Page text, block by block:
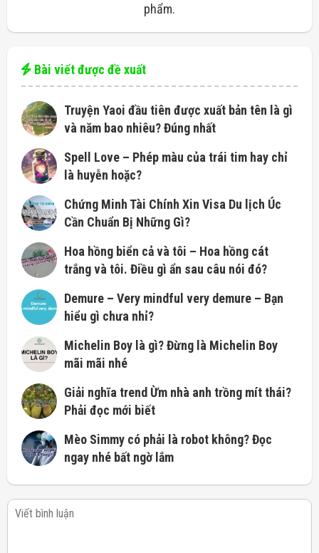
phẩm.
Bài viết được đề xuất
Truyện Yaoi đầu tiên được xuất bản tên là gì
và năm bao nhiêu? Đúng nhất
Spell Love – Phép màu của trái tim hay chỉ
là huyễn hoặc?
Chứng Minh Tài Chính Xin Visa Du lịch Úc
Cần Chuẩn Bị Những Gì?
Hoa hồng biển cả và tôi – Hoa hồng cát
trắng và tôi. Điều gì ẩn sau câu nói đó?
Demure – Very mindful very demure – Bạn
hiểu gì chưa nhỉ?
Michelin Boy là gì? Đừng là Michelin Boy
mãi mãi nhé
Giải nghĩa trend Ừm nhà anh trồng mít thái?
Phải đọc mới biết
Mèo Simmy có phải là robot không? Đọc
ngay nhé bất ngờ lắm